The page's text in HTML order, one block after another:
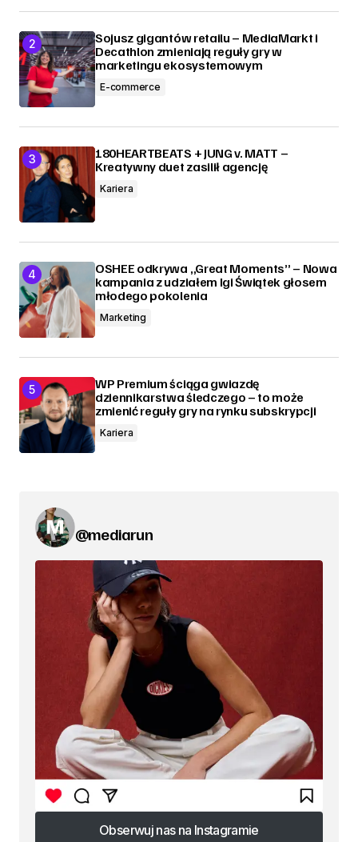
Sojusz gigantów retailu – MediaMarkt i
Decathlon zmieniają reguły gry w
marketingu ekosystemowym
E-commerce
180HEARTBEATS + JUNG v. MATT –
Kreatywny duet zasilił agencję
Kariera
OSHEE odkrywa „Great Moments” – Nowa
kampania z udziałem Igi Świątek głosem
młodego pokolenia
Marketing
WP Premium ściąga gwiazdę
dziennikarstwa śledczego – to może
zmienić reguły gry na rynku subskrypcji
Kariera
@mediarun
Obserwuj nas na Instagramie